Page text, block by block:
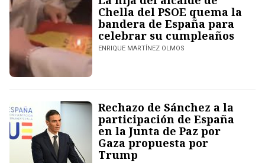
Chella del PSOE quema la
bandera de España para
celebrar su cumpleaños
ENRIQUE MARTÍNEZ OLMOS
Rechazo de Sánchez a la
participación de España
en la Junta de Paz por
Gaza propuesta por
Trump